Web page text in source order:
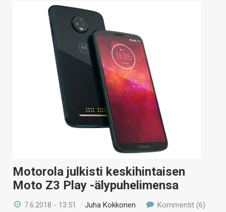
Motorola julkisti keskihintaisen
Moto Z3 Play -älypuhelimensa
7.6.2018 - 13:51 /Juha Kokkonen Kommentit (6)